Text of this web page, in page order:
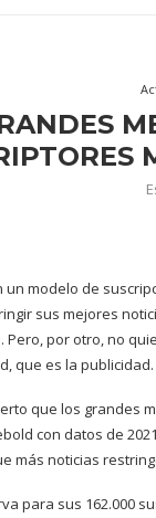
un modelo de
sus mejores
Pero, por otro, no
que es la publicidad.
que los grandes
con datos de
más noticias
para sus 162.000